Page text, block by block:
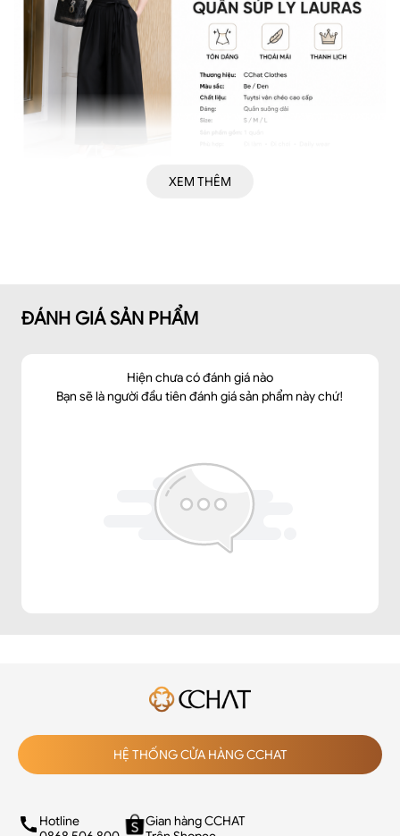
XEM THÊM
ĐÁNH GIÁ SẢN PHẨM
Hiện chưa có đánh giá nào
Bạn sẽ là người đầu tiên đánh giá sản phẩm này chứ!
HỆ THỐNG CỬA HÀNG CCHAT
Hotline
Gian hàng CCHAT